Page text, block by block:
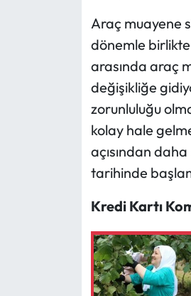
Araç muayene
dönemle
arasında araç
değişikliğe
zorunluluğu
kolay hale
açısından
tarihinde
Kredi Kartı